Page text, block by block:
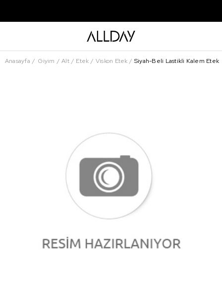
Anasayfa Giyim Alt Etek Viskon Etek Siyah-Beli Lastikli Kalem Etek